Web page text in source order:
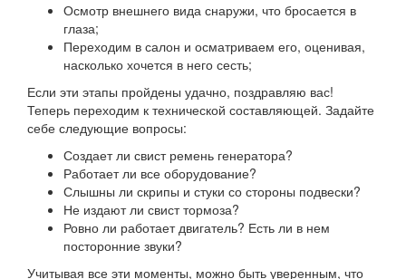
Осмотр внешнего вида снаружи, что бросается в
глаза;
Переходим в салон и осматриваем его, оценивая,
насколько хочется в него сесть;
Если эти этапы пройдены удачно, поздравляю вас!
Теперь переходим к технической составляющей. Задайте
себе следующие вопросы:
Создает ли свист ремень генератора?
Работает ли все оборудование?
Слышны ли скрипы и стуки со стороны подвески?
Не издают ли свист тормоза?
Ровно ли работает двигатель? Есть ли в нем
посторонние звуки?
Учитывая все эти моменты, можно быть уверенным, что